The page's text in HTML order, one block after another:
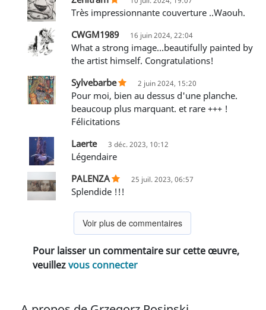
très impressionnante couverture ..Waouh.
CWGM1989
16 juin 2024, 22:04
What a strong image…beautifully painted by
the artist himself. Congratulations!
Sylvebarbe
2 juin 2024, 15:20
pour moi, bien au dessus d'une planche.
beaucoup plus marquant. et rare +++ !
Félicitations
Laerte
3 déc. 2023, 10:12
Légendaire
PALENZA
25 juil. 2023, 06:57
Splendide !!!
Voir plus de commentaires
Pour laisser un commentaire sur cette œuvre,
veuillezvous connecter